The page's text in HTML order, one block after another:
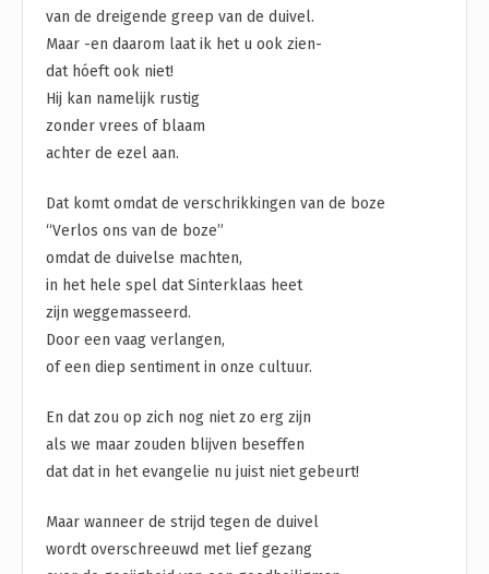
van de dreigende greep van de duivel.
Maar -en daarom laat ik het u ook zien-
dat hóeft ook niet!
Hij kan namelijk rustig
zonder vrees of blaam
achter de ezel aan.
Dat komt omdat de verschrikkingen van de boze
“Verlos ons van de boze”
omdat de duivelse machten,
in het hele spel dat Sinterklaas heet
zijn weggemasseerd.
Door een vaag verlangen,
of een diep sentiment in onze cultuur.
En dat zou op zich nog niet zo erg zijn
als we maar zouden blijven beseffen
dat dat in het evangelie nu juist niet gebeurt!
Maar wanneer de strijd tegen de duivel
wordt overschreeuwd met lief gezang